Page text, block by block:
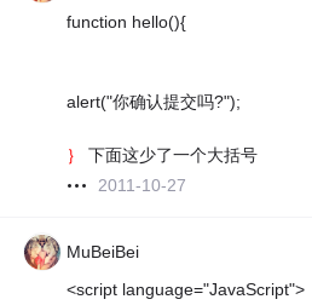
function hello(){
alert("你确认提交吗?");
｝
下面这少了一个大括号
2011-10-27
MuBeiBei
<script language="JavaScript">